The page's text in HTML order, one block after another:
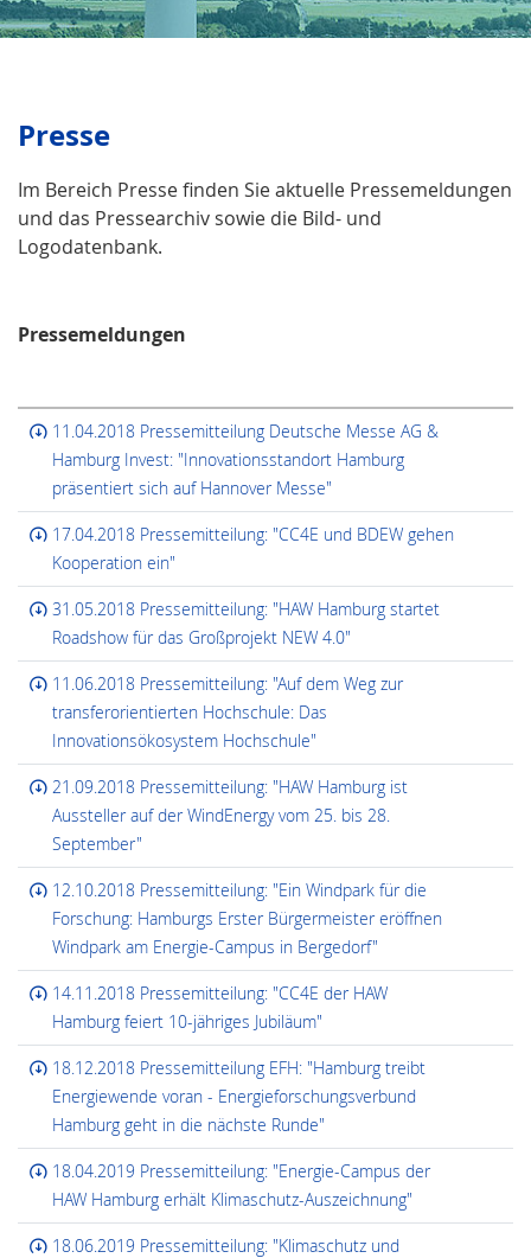
Presse
Im Bereich Presse finden Sie aktuelle Pressemeldungen
und das Pressearchiv sowie die Bild- und
Logodatenbank.
Pressemeldungen
11.04.2018 Pressemitteilung Deutsche Messe AG &
Hamburg Invest: "Innovationsstandort Hamburg
präsentiert sich auf Hannover Messe"
17.04.2018 Pressemitteilung: "CC4E und BDEW gehen
Kooperation ein"
31.05.2018 Pressemitteilung: "HAW Hamburg startet
Roadshow für das Großprojekt NEW 4.0"
11.06.2018 Pressemitteilung: "Auf dem Weg zur
transferorientierten Hochschule: Das
Innovationsökosystem Hochschule"
21.09.2018 Pressemitteilung: "HAW Hamburg ist
Aussteller auf der WindEnergy vom 25. bis 28.
September"
12.10.2018 Pressemitteilung: "Ein Windpark für die
Forschung: Hamburgs Erster Bürgermeister eröffnen
Windpark am Energie-Campus in Bergedorf"
14.11.2018 Pressemitteilung: "CC4E der HAW
Hamburg feiert 10-jähriges Jubiläum"
18.12.2018 Pressemitteilung EFH: "Hamburg treibt
Energiewende voran - Energieforschungsverbund
Hamburg geht in die nächste Runde"
18.04.2019 Pressemitteilung: "Energie-Campus der
HAW Hamburg erhält Klimaschutz-Auszeichnung"
18.06.2019 Pressemitteilung: "Klimaschutz und